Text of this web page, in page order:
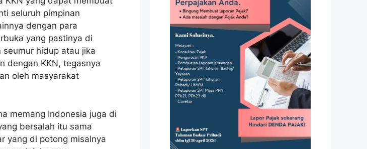
seluruh pimpinan
dengan para
yang pastinya di
hidup atau jika
dengan KKN, tegasnya
oleh masyarakat
memang Indonesia juga di
bersalah itu sama
yang di potong misalnya